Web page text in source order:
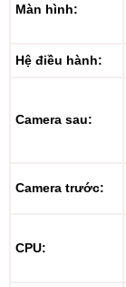
Màn hình:
Hệ điều hành:
Camera sau:
Camera trước:
CPU: